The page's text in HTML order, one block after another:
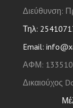
Διεύθυνση:
Τηλ:
Email:
ΑΦΜ:
Δικαιούχος